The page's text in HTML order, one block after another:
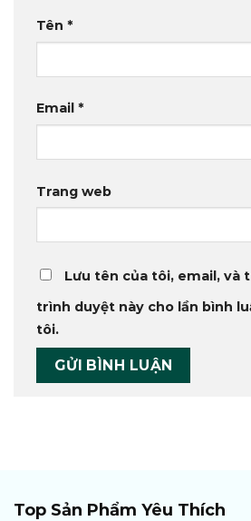
Tên *
Email *
Trang web
Lưu tên của tôi, email, và
trình duyệt này cho lần bình
tôi.
Top Sản Phẩm Yêu Thích